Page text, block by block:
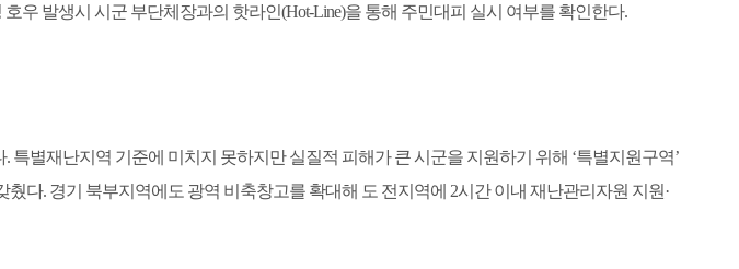
호우 발생시 시군 부단체장과의 핫라인 (Hot-Line)을 통해 주민대피 실시 여부를 확인한다.
. 특별재난지역 기준에 미치지 못하지만 실질적 피해가 큰 시군을 지원하기 위해 ‘특별지원구역’
췄다. 경기 북부지역에도 광역 비축창고를 확대해 도 전지역에 2시간 이내 재난관리자원 지원 ·